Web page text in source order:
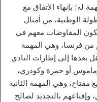
له؛ بإنهاء الاتفاق مع
الوطنية، من أمثال
المفاوضات معهم في
من فرنسا، وهي المهمة
بعدها إلى إطارات النادي
أو حمرة وكودري،
وهي المهمة الثانية
وإقناعهم بالتجديد لصالح